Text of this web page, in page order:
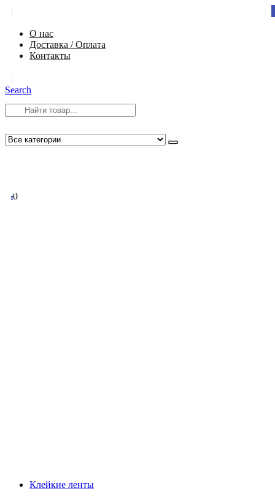
О нас
Доставка / Оплата
Контакты
Search
00
Клейкие ленты